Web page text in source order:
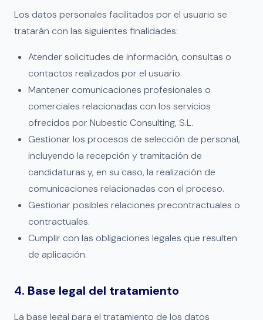
Los datos personales facilitados por el usuario se
tratarán con las siguientes finalidades:
Atender solicitudes de información, consultas o
contactos realizados por el usuario.
Mantener comunicaciones profesionales o
comerciales relacionadas con los servicios
ofrecidos por Nubestic Consulting, S.L.
Gestionar los procesos de selección de personal,
incluyendo la recepción y tramitación de
candidaturas y, en su caso, la realización de
comunicaciones relacionadas con el proceso.
Gestionar posibles relaciones precontractuales o
contractuales.
Cumplir con las obligaciones legales que resulten
de aplicación.
4. Base legal del tratamiento
La base legal para el tratamiento de los datos